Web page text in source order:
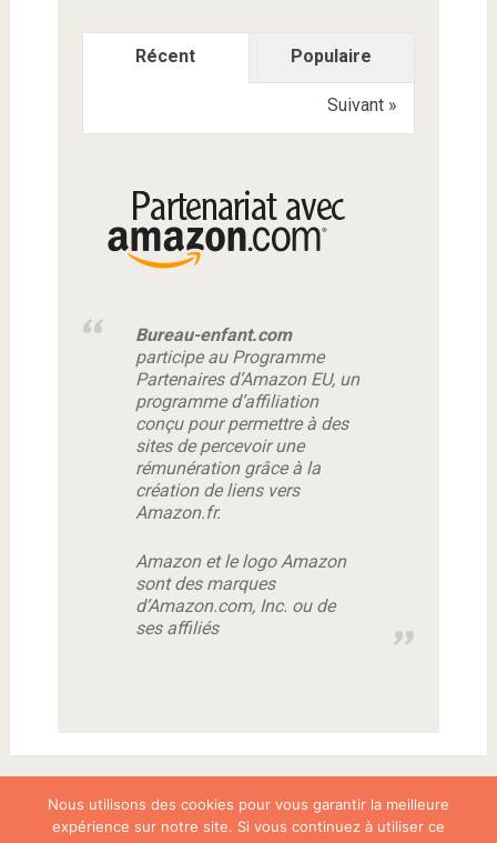
Récent Populaire
Suivant »
Bureau-enfant.com
participe au Programme
Partenaires d’Amazon EU, un
programme d’affiliation
conçu pour permettre à des
sites de percevoir une
rémunération grâce à la
création de liens vers
Amazon.fr.
Amazon et le logo Amazon
sont des marques
d’Amazon.com, Inc. ou de
ses affiliés
Nous utilisons des cookies pour vous garantir la meilleure
expérience sur notre site. Si vous continuez à utiliser ce